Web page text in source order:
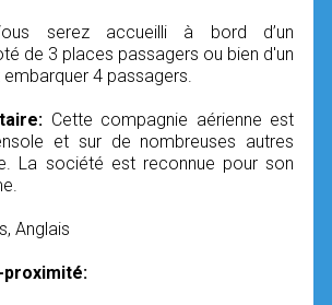
serez accueilli à bord d’un
de 3 places passagers ou bien d'un
4 passagers.
Cette compagnie aérienne est
et sur de nombreuses autres
La société est reconnue pour son
Anglais